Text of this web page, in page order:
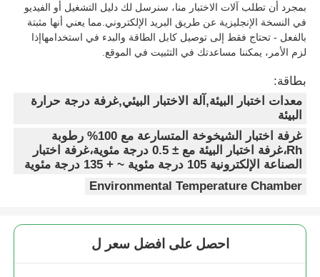
بمجرد أن تطلب آلات الاختبار منا، سنرسل لك دليل التشغيل أو الفيديو
في النسخة الإنجليزية عن طريق البريد الإلكتروني.مما يعني أنها مثبتة
بالفعل - تحتاج فقط إلى توصيل كابل الطاقة والبدء في استخدامهاإذا
لزم الأمر، يمكننا مساعدتك في التثبيت في الموقع.
بطاقة:
معدات اختبار البيئة,آلة الاختبار البيئي,غرفة درجة حرارة
البيئة
غرفة اختبار الشيخوخة المتسارعة مع 100% رطوبة
Rh،غرفة اختبار البيئة مع ± 0.5 درجة مئوية،غرفة اختبار
الصناعة الإلكترونية 105 درجة مئوية ~ + 135 درجة مئوية
Environmental Temperature Chamber
احصل على افضل سعر ل